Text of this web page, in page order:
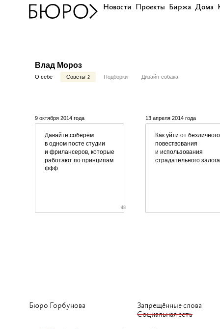
Новости Проекты Биржа Дома
Влад Мороз
О себе Советы 2 Подборки Дизайн-собака
9 октября 2014 года
Давайте соберём
в одном посте студии
и фрилансеров, которые
работают по принципам
ФФФ
48
13 апреля 2014 года
Как уйти от безличного
повествования
и использования
страдательного
Бюро Горбунова
Запрещённые слова
Социальная сеть